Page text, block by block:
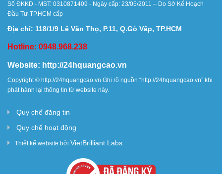
Số ĐKKD - MST: 0310871409 - Ngày cấp: 23/05/2011 – Do Sở Kế Hoạch
Đầu Tư-TP.HCM cấp
Địa chỉ: 118/1/9 Lê Văn Thọ, P.11, Q.Gò Vấp, TP.HCM
Hotline: 0948.968.238
Website: http://24hquangcao.vn
Copyright © http://24hquangcao.vn Ghi rõ nguồn “http://24hquangcao.vn” khi
phát hành lại thông tin từ website này.
Quy chế đăng tin
Quy chế hoạt động
Thiết kế website bởi VietBrilliant Labs